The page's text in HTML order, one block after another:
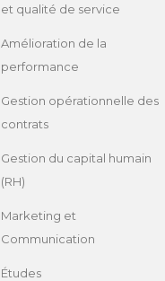
et qualité de service
Amélioration de la
performance
Gestion opérationnelle des
contrats
Gestion du capital humain
(RH)
Marketing et
Communication
Études